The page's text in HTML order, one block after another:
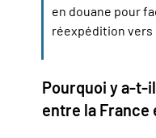
en douane pour
réexpédition vers
Pourquoi y a-t-
entre la France